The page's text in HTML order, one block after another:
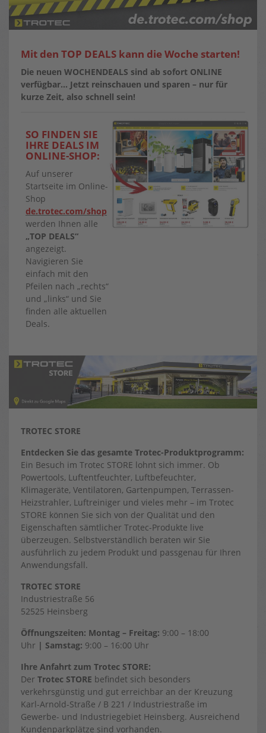
Mit den TOP DEALS kann die Woche starten!
Die neuen WOCHENDEALS sind ab sofort ONLINE
verfügbar… Jetzt reinschauen und sparen – nur für
kurze Zeit, also schnell sein!
SO FINDEN SIE
IHRE DEALS IM
ONLINE-SHOP:
Auf unserer
Startseite im Online-
Shop
de.trotec.com/shop
werden Ihnen alle
„TOP DEALS“
angezeigt.
Navigieren Sie
einfach mit den
Pfeilen nach „rechts“
und „links“ und Sie
finden alle aktuellen
Deals.
TROTEC STORE
Entdecken Sie das gesamte Trotec-Produktprogramm:
Ein Besuch im Trotec STORE lohnt sich immer. Ob
Powertools, Luftentfeuchter, Luftbefeuchter,
Klimageräte, Ventilatoren, Gartenpumpen, Terrassen-
Heizstrahler, Luftreiniger und vieles mehr – im Trotec
STORE können Sie sich von der Qualität und den
Eigenschaften sämtlicher Trotec-Produkte live
überzeugen. Selbstverständlich beraten wir Sie
ausführlich zu jedem Produkt und passgenau für Ihren
Anwendungsfall.
TROTEC STORE
Industriestraße 56
52525 Heinsberg
Öffnungszeiten: Montag – Freitag: 9:00 – 18:00
Uhr | Samstag: 9:00 – 16:00 Uhr
Ihre Anfahrt zum Trotec STORE:
Der Trotec STORE befindet sich besonders
verkehrsgünstig und gut erreichbar an der Kreuzung
Karl-Arnold-Straße / B 221 / Industriestraße im
Gewerbe- und Industriegebiet Heinsberg. Ausreichend
Kundenparkplätze sind vorhanden.